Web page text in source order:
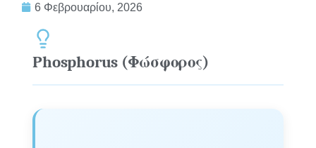
6 Φεβρουαρίου, 2026
Phosphorus (Φώσφορος)